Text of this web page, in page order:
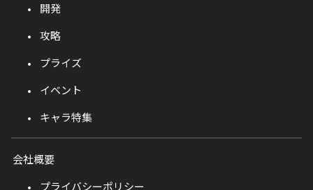
開発
攻略
プライズ
イベント
キャラ特集
会社概要
プライバシーポリシー